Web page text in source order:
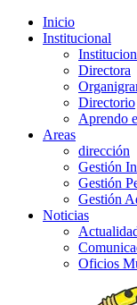
Inicio
Institucional
Directora
Directorio
Aprendo
Areas
dirección
Gestión
Gestión
Gestión
Noticias
Oficios